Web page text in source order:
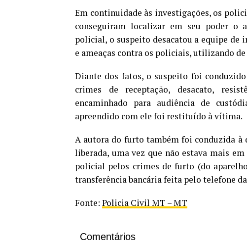
Em continuidade às investigações, os
conseguiram localizar em seu poder o
policial, o suspeito desacatou a equipe de
e ameaças contra os policiais, utilizando
Diante dos fatos, o suspeito foi
crimes de receptação, desacato,
encaminhado para audiência de
apreendido com ele foi restituído à vítima.
A autora do furto também foi conduzida
liberada, uma vez que não estava mais
policial pelos crimes de furto (do
transferência bancária feita pelo telefone
Fonte: Policia Civil MT – MT
Comentários